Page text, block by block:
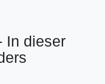
In dieser